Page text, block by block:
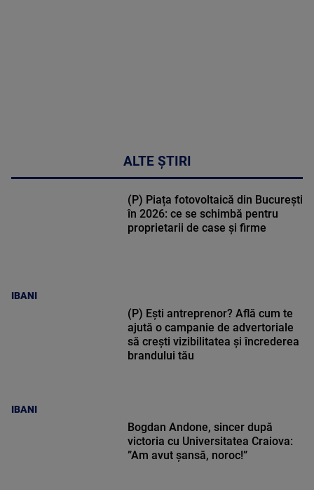
ALTE ȘTIRI
IBANI
(P) Piața fotovoltaică din București
în 2026: ce se schimbă pentru
proprietarii de case și firme
IBANI
(P) Ești antreprenor? Află cum te
ajută o campanie de advertoriale
să crești vizibilitatea și încrederea
brandului tău
Bogdan Andone, sincer după
victoria cu Universitatea Craiova:
”Am avut șansă, noroc!”